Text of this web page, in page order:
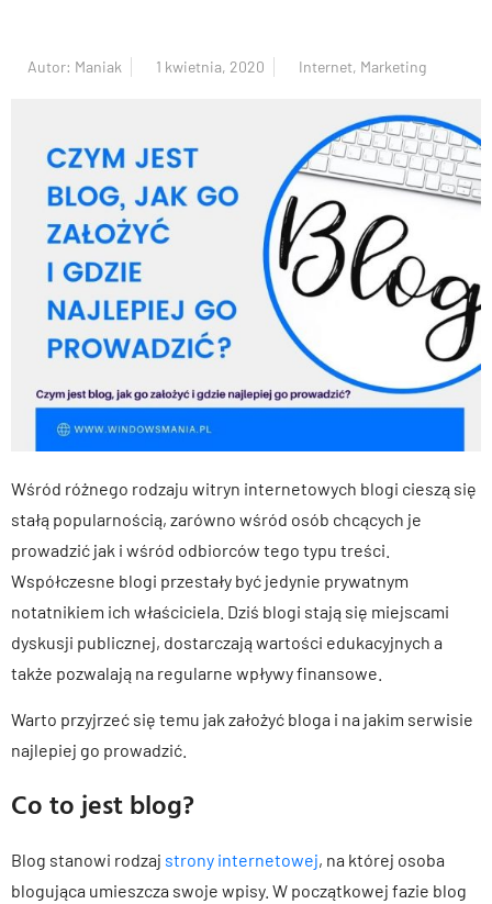
Autor: Maniak 1 kwietnia, 2020 Internet, Marketing
Wśród różnego rodzaju witryn internetowych blogi cieszą się
stałą popularnością, zarówno wśród osób chcących je
prowadzić jak i wśród odbiorców tego typu treści.
Współczesne blogi przestały być jedynie prywatnym
notatnikiem ich właściciela. Dziś blogi stają się miejscami
dyskusji publicznej, dostarczają wartości edukacyjnych a
także pozwalają na regularne wpływy finansowe.
Warto przyjrzeć się temu jak założyć bloga i na jakim serwisie
najlepiej go prowadzić.
Co to jest blog?
Blog stanowi rodzaj strony internetowej, na której osoba
blogująca umieszcza swoje wpisy. W początkowej fazie blog